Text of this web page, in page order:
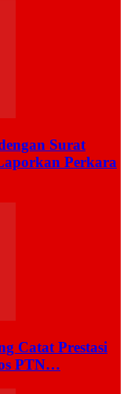
Surat
Perkara
Catat Prestasi
PTN…